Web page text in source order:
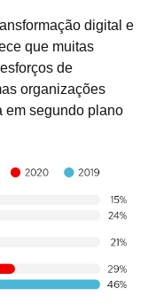
digital e
que muitas
de
organizações
em segundo plano